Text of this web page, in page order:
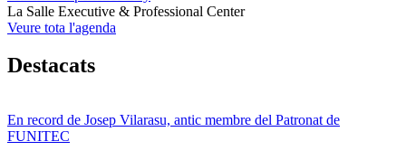
La Salle Executive & Professional Center
Veure tota l'agenda
Destacats
En record de Josep Vilarasu, antic membre del Patronat de
FUNITEC